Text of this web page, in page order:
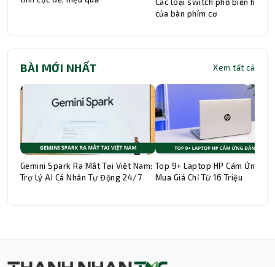
Các loại switch phổ biến hiện
của bàn phím cơ
BÀI MỚI NHẤT Xem tất cả
Gemini Spark Ra Mắt Tại Việt Nam:
Trợ Lý AI Cá Nhân Tự Động 24/7
Top 9+ Laptop HP Cảm Ứng
Mua Giá Chỉ Từ 16 Triệu